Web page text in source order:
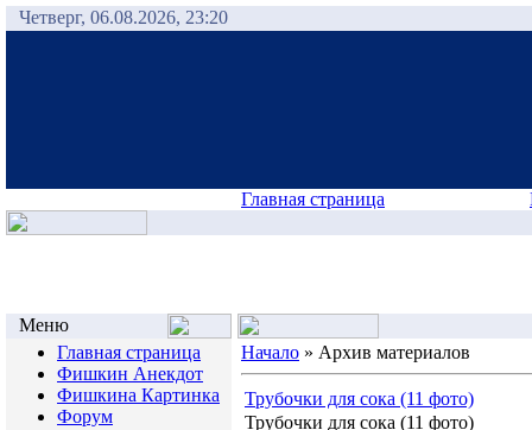
Четверг, 06.08.2026, 23:20
Главная страница
Меню
Главная страница
Фишкин Анекдот
Фишкина Картинка
Форум
Начало » Архив материалов
Трубочки для сока (11 фото)
Трубочки для сока (11 фото)